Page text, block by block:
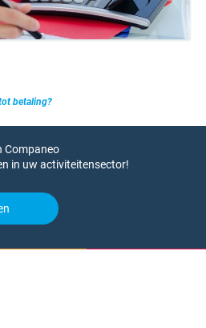
betaling?
Companeo
in uw activiteitensector!